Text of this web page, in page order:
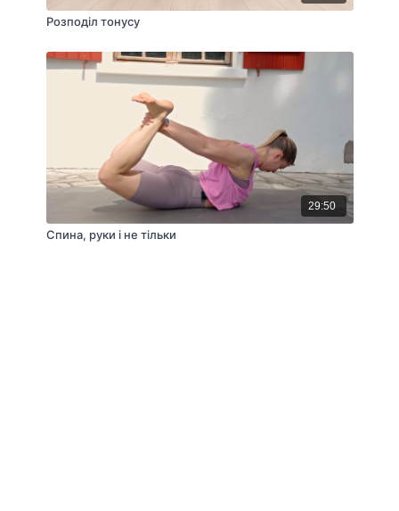
Розподіл тонусу
29:50
Спина, руки і не тільки